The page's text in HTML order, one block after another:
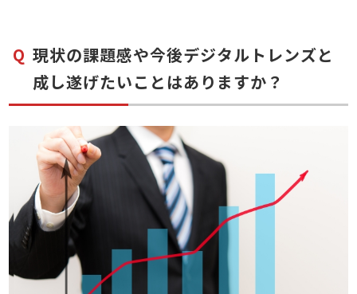
現状の課題感や今後デジタルトレンズと
成し遂げたいことはありますか？